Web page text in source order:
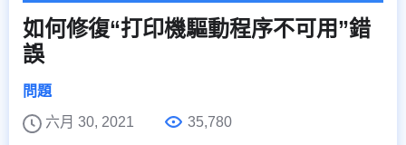
如何修復“打印機驅動程序不可用”錯
誤
問題
六月 30, 2021
35,780